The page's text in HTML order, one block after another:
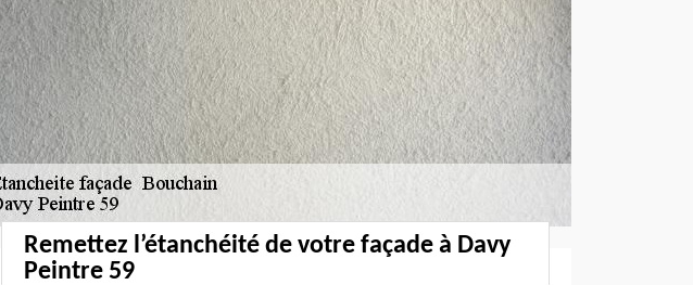
Remettez l’étanchéité de votre façade à Davy
Peintre 59